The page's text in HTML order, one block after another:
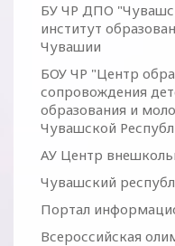
БУ ЧР ДПО
институт
Чувашии
БОУ ЧР "Центр
сопровождения
образования и
Чувашской
АУ Центр
Чувашский
Портал
Всероссийская